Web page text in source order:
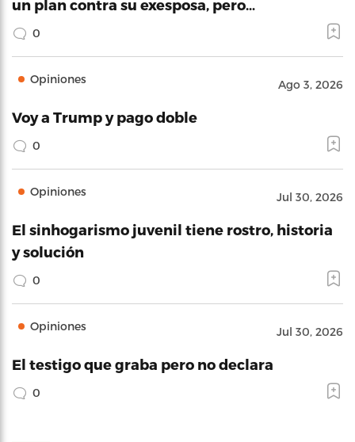
un plan contra su exesposa, pero…
0
Opiniones Ago 3, 2026
Voy a Trump y pago doble
0
Opiniones Jul 30, 2026
El sinhogarismo juvenil tiene rostro, historia
y solución
0
Opiniones Jul 30, 2026
El testigo que graba pero no declara
0